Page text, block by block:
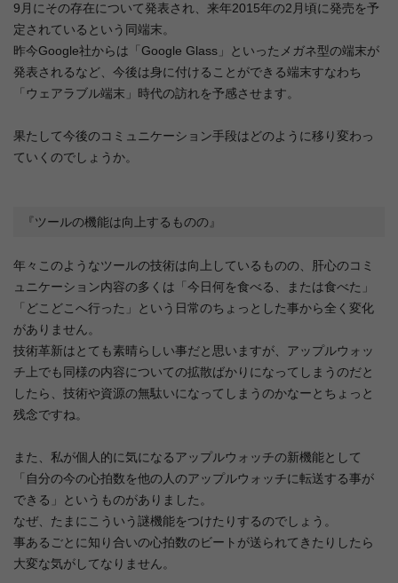
9月にその存在について発表され、来年2015年の2月頃に発売を予
定されているという同端末。
昨今Google社からは「Google Glass」といったメガネ型の端末が
発表されるなど、今後は身に付けることができる端末すなわち
「ウェアラブル端末」時代の訪れを予感させます。
果たして今後のコミュニケーション手段はどのように移り変わっ
ていくのでしょうか。
『ツールの機能は向上するものの』
年々このようなツールの技術は向上しているものの、肝心のコミ
ュニケーション内容の多くは「今日何を食べる、または食べた」
「どこどこへ行った」という日常のちょっとした事から全く変化
がありません。
技術革新はとても素晴らしい事だと思いますが、アップルウォッ
チ上でも同様の内容についての拡散ばかりになってしまうのだと
したら、技術や資源の無駄いになってしまうのかなーとちょっと
残念ですね。
また、私が個人的に気になるアップルウォッチの新機能として
「自分の今の心拍数を他の人のアップルウォッチに転送する事が
できる」というものがありました。
なぜ、たまにこういう謎機能をつけたりするのでしょう。
事あるごとに知り合いの心拍数のビートが送られてきたりしたら
大変な気がしてなりません。